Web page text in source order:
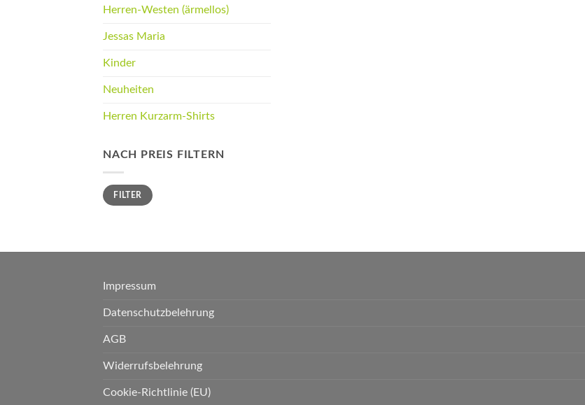
Herren-Westen (ärmellos)
Jessas Maria
Kinder
Neuheiten
Herren Kurzarm-Shirts
NACH PREIS FILTERN
Min.
Preis
Max.
PreisFILTER
Impressum
Datenschutzbelehrung
AGB
Widerrufsbelehrung
Cookie-Richtlinie (EU)